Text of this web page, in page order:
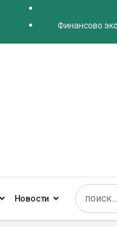
Финансово
Новости
Поиск
Type 2